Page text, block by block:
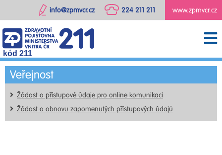
www.zpmvcr.cz
224 211 211
info@zpmvcr.cz
kód 211
Veřejnost
Žádost o přístupové údaje pro online komunikaci
Žádost o obnovu zapomenutých přístupových údajů